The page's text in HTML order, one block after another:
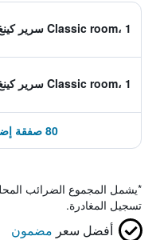
Classic room، 1 سرير كينغ
Classic room، 1 سرير كينغ
80 صفقة إضافية ابتداءً من 618 ﷼
*يشمل المجموع الضرائب
تسجيل المغادرة.
أفضل سعر مضمون